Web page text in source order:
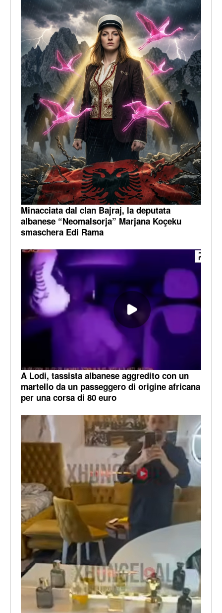
Minacciata dal clan Bajraj, la deputata
albanese “Neomalsorja” Marjana Koçeku
smaschera Edi Rama
A Lodi, tassista albanese aggredito con un
martello da un passeggero di origine africana
per una corsa di 80 euro